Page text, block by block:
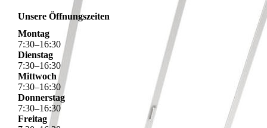
Unsere Öffnungszeiten
Montag
7:30–16:30
Dienstag
7:30–16:30
Mittwoch
7:30–16:30
Donnerstag
7:30–16:30
Freitag